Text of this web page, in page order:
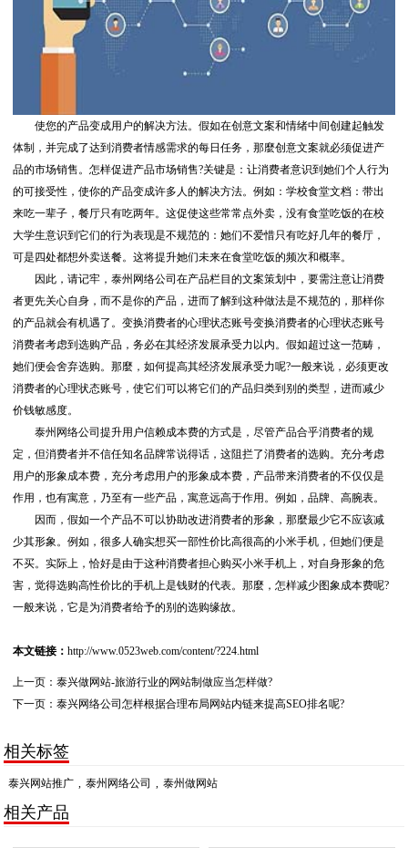
使您的产品变成用户的解决方法。假如在创意文案和情绪中间创建起触发
体制，并完成了达到消费者情感需求的每日任务，那麼创意文案就必须促进产
品的市场销售。怎样促进产品市场销售?关键是：让消费者意识到她们个人行为
的可接受性，使你的产品变成许多人的解决方法。例如：学校食堂文档：带出
来吃一辈子，餐厅只有吃两年。这促使这些常常点外卖，没有食堂吃饭的在校
大学生意识到它们的行为表现是不规范的：她们不爱惜只有吃好几年的餐厅，
可是四处都想外卖送餐。这将提升她们未来在食堂吃饭的频次和概率。
因此，请记牢，泰州网络公司在产品栏目的文案策划中，要需注意让消费
者更先关心自身，而不是你的产品，进而了解到这种做法是不规范的，那样你
的产品就会有机遇了。变换消费者的心理状态账号变换消费者的心理状态账号
消费者考虑到选购产品，务必在其经济发展承受力以内。假如超过这一范畴，
她们便会舍弃选购。那麼，如何提高其经济发展承受力呢?一般来说，必须更改
消费者的心理状态账号，使它们可以将它们的产品归类到别的类型，进而减少
价钱敏感度。
泰州网络公司提升用户信赖成本费的方式是，尽管产品合乎消费者的规
定，但消费者并不信任知名品牌常说得话，这阻拦了消费者的选购。充分考虑
用户的形象成本费，充分考虑用户的形象成本费，产品带来消费者的不仅仅是
作用，也有寓意，乃至有一些产品，寓意远高于作用。例如，品牌、高腕表。
因而，假如一个产品不可以协助改进消费者的形象，那麼最少它不应该减
少其形象。例如，很多人确实想买一部性价比高很高的小米手机，但她们便是
不买。实际上，恰好是由于这种消费者担心购买小米手机上，对自身形象的危
害，觉得选购高性价比的手机上是钱财的代表。那麼，怎样减少图象成本费呢?
一般来说，它是为消费者给予的别的选购缘故。
本文链接：http://www.0523web.com/content/?224.html
上一页：泰兴做网站-旅游行业的网站制做应当怎样做?
下一页：泰兴网络公司怎样根据合理布局网站内链来提高SEO排名呢?
相关标签
泰兴网站推广 泰州网络公司 泰州做网站
相关产品